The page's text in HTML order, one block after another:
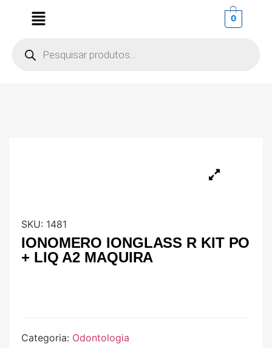
0
SKU: 1481
IONOMERO IONGLASS R KIT PO
+ LIQ A2 MAQUIRA
Categoria: Odontologia